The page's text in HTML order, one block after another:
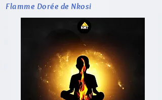
Flamme Dorée de Nkosi